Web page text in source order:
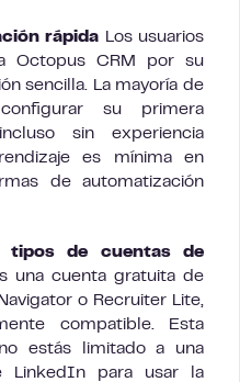
rápida Los usuarios
Octopus CRM por su
sencilla. La mayoría de
su primera
sin experiencia
es mínima en
de automatización
tipos de cuentas de
una cuenta gratuita de
o Recruiter Lite,
compatible. Esta
estás limitado a una
LinkedIn para usar la